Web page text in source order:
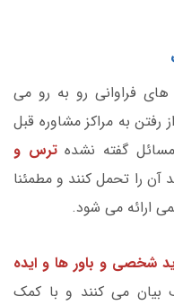
فراوانی رو به رو می
به مراکز مشاوره قبل
گفته نشده ترس و
آن را تحمل کنند و مطمئنا
ارائه می شود.
شخصی و باور ها و ایده
بیان می کنند و با کمک